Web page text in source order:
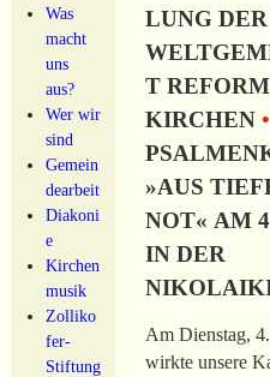
Was
macht
uns
aus?
Wer wir
sind
Gemein
dearbeit
Diakoni
e
Kirchen
musik
Zolliko
fer-
Stiftung
LUNG DER
T
KIRCHEN •
»AUS
NOT« AM
IN DER
Am Dienstag,
wirkte unsere